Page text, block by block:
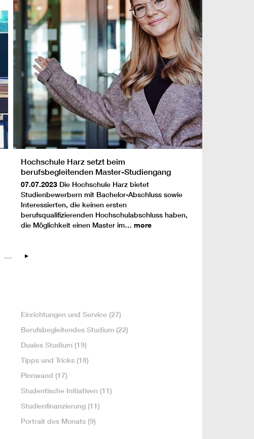
Hochschule Harz setzt beim
berufsbegleitenden Master-Studiengang
„Public Management“ auf mehr
Durchlässigkeit
07.07.2023 Die Hochschule Harz bietet
Studienbewerbern mit Bachelor-Abschluss sowie
Interessierten, die keinen ersten
berufsqualifizierenden Hochschulabschluss haben,
die Möglichkeit einen Master im… more
....
Einrichtungen und Service (27)
Berufsbegleitendes Studium (22)
Duales Studium (19)
Tipps und Tricks (18)
Pinnwand (17)
Studentische Initiativen (11)
Studienfinanzierung (11)
Portrait des Monats (9)